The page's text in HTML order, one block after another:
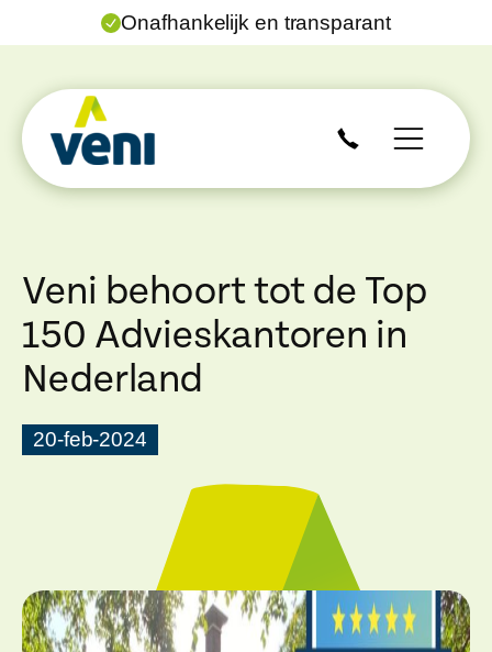
Onafhankelijk en transparant
Veni behoort tot de Top
150 Advieskantoren in
Nederland
20-feb-2024